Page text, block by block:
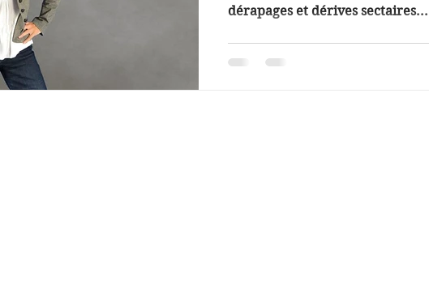
dérapages et dérives sectaires...